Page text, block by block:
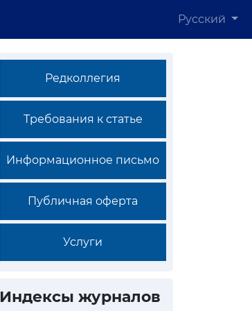
Русский
Редколлегия
Требования к статье
Информационное письмо
Публичная оферта
Услуги
Индексы журналов